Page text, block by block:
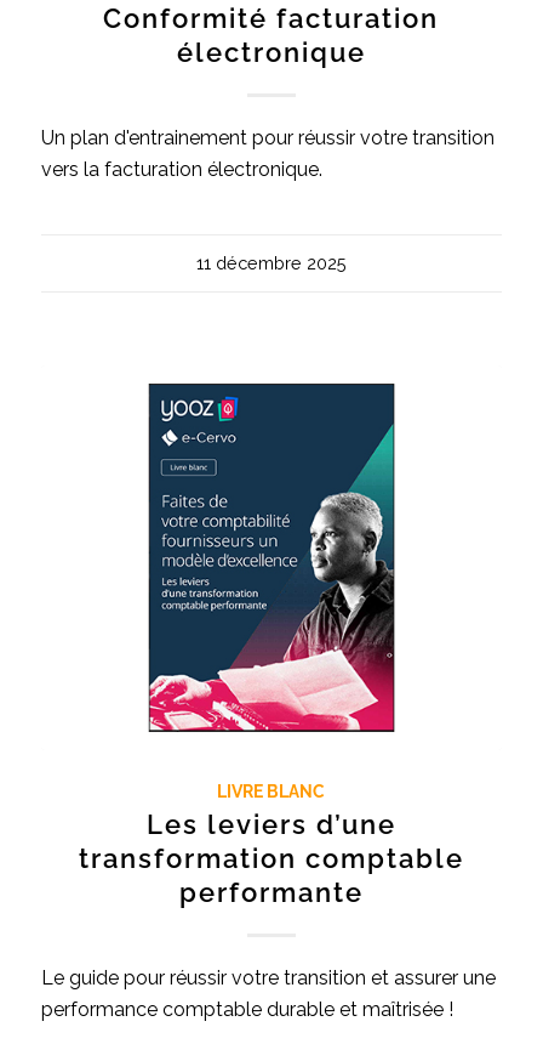
Conformité facturation
électronique
Un plan d'entrainement pour réussir votre transition
vers la facturation électronique.
11 décembre 2025
LIVRE BLANC
Les leviers d’une
transformation comptable
performante
Le guide pour réussir votre transition et assurer une
performance comptable durable et maîtrisée !